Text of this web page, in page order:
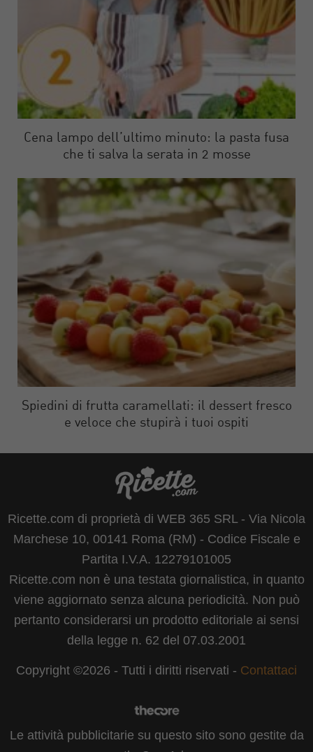
Cena lampo dell’ultimo minuto: la pasta fusa
che ti salva la serata in 2 mosse
Spiedini di frutta caramellati: il dessert fresco
e veloce che stupirà i tuoi ospiti
Ricette.com di proprietà di WEB 365 SRL - Via Nicola
Marchese 10, 00141 Roma (RM) - Codice Fiscale e
Partita I.V.A. 12279101005
Ricette.com non è una testata giornalistica, in quanto
viene aggiornato senza alcuna periodicità. Non può
pertanto considerarsi un prodotto editoriale ai sensi
della legge n. 62 del 07.03.2001
Copyright ©2026 - Tutti i diritti riservati - Contattaci
Le attività pubblicitarie su questo sito sono gestite da